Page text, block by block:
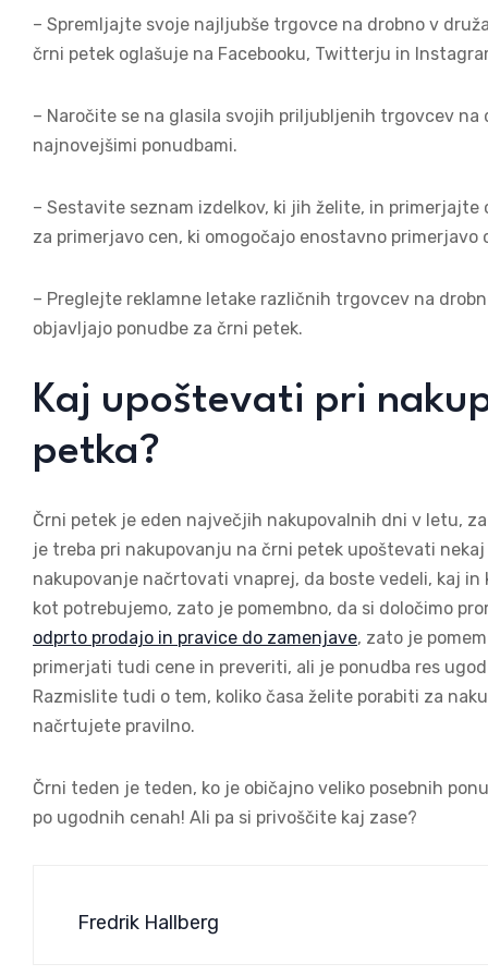
– Spremljajte svoje najljubše trgovce na drobno v
črni petek oglašuje na Facebooku, Twitterju in
– Naročite se na glasila svojih priljubljenih trgovcev
najnovejšimi ponudbami.
– Sestavite seznam izdelkov, ki jih želite, in
za primerjavo cen, ki omogočajo enostavno primerjavo
– Preglejte reklamne letake različnih trgovcev na
objavljajo ponudbe za črni petek.
Kaj upoštevati pri
petka?
Črni petek je eden največjih nakupovalnih dni v letu,
je treba pri nakupovanju na črni petek upoštevati
nakupovanje načrtovati vnaprej, da boste vedeli, kaj
kot potrebujemo, zato je pomembno, da si določimo
odprto prodajo in pravice do zamenjave, zato je
primerjati tudi cene in preveriti, ali je ponudba res
Razmislite tudi o tem, koliko časa želite porabiti za
načrtujete pravilno.
Črni teden je teden, ko je običajno veliko posebnih
po ugodnih cenah! Ali pa si privoščite kaj zase?
Fredrik Hallberg